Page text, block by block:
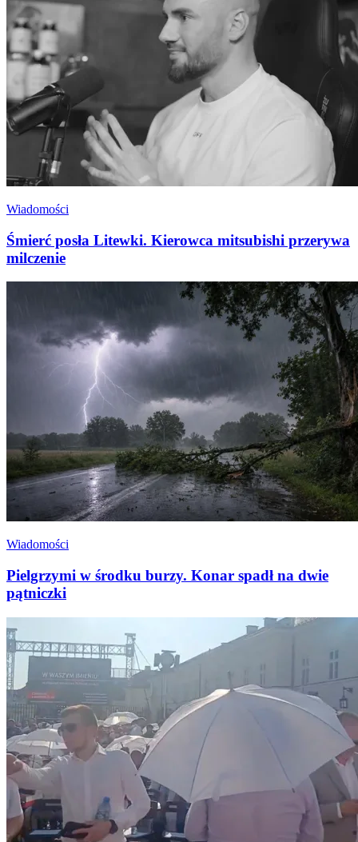
Wiadomości
Śmierć posła Litewki. Kierowca mitsubishi przerywa
milczenie
Wiadomości
Pielgrzymi w środku burzy. Konar spadł na dwie
pątniczki